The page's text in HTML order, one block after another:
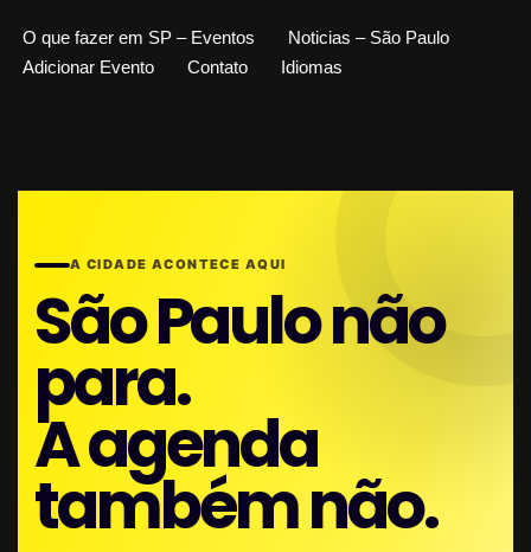
O que fazer em SP – Eventos
Noticias – São Paulo
Adicionar Evento
Contato Idiomas
A CIDADE ACONTECE AQUI
São Paulo não
para.
A agenda
também não.